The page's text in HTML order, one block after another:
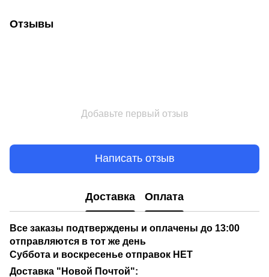
Отзывы
Добавьте первый отзыв
Написать отзыв
Доставка Оплата
Все заказы подтверждены и оплачены до 13:00
отправляются в тот же день
Суббота и воскресенье отправок НЕТ
Доставка "Новой Почтой":